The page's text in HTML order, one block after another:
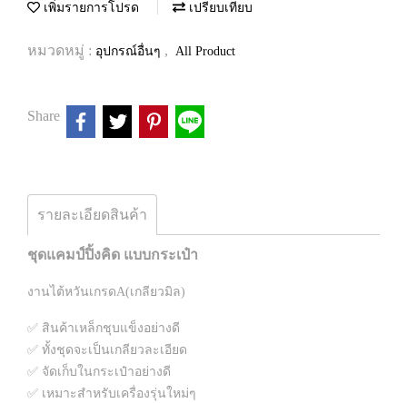
เพิ่มรายการโปรด เปรียบเทียบ
หมวดหมู่ : อุปกรณ์อื่นๆ , All Product
Share
รายละเอียดสินค้า
ชุดแคมป์ปิ้งคิด แบบกระเป๋า
งานไต้หวันเกรดA(เกลียวมิล)
✅ สินค้าเหล็กชุบแข็งอย่างดี
✅ ทั้งชุดจะเป็นเกลียวละเอียด
✅ จัดเก็บในกระเป๋าอย่างดี
✅ เหมาะสำหรับเครื่องรุ่นใหม่ๆ